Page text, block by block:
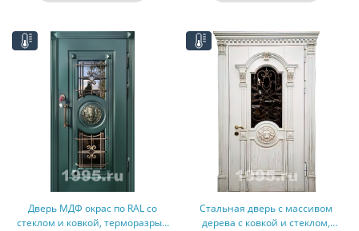
Дверь МДФ окрас по RAL со
стеклом и ковкой, терморазрыв
Стальная дверь с массивом
дерева с ковкой и стеклом,